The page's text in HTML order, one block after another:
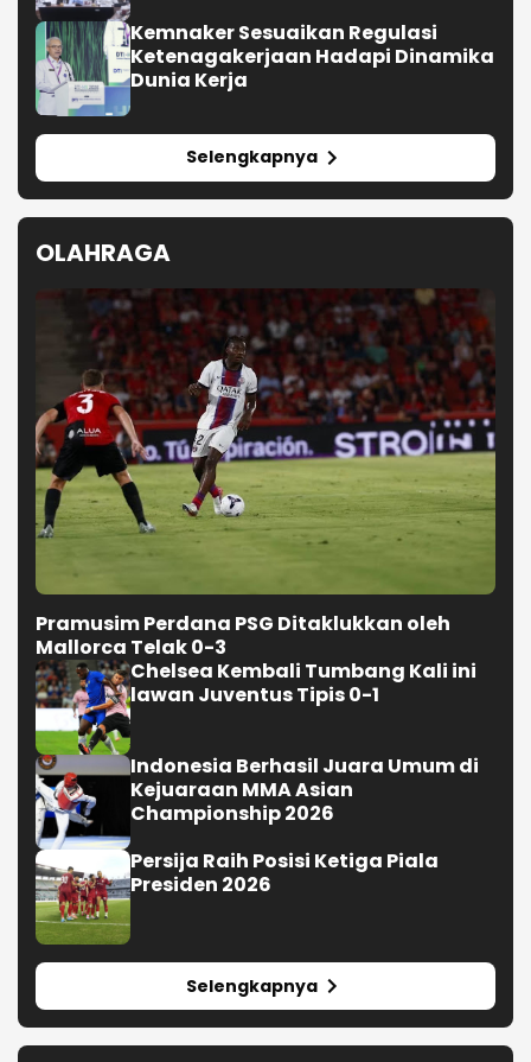
Siap Beroperasi
Kemnaker Sesuaikan Regulasi
Ketenagakerjaan Hadapi Dinamika
Dunia Kerja
Selengkapnya
OLAHRAGA
Pramusim Perdana PSG Ditaklukkan oleh
Mallorca Telak 0-3
Chelsea Kembali Tumbang Kali ini
lawan Juventus Tipis 0-1
Indonesia Berhasil Juara Umum di
Kejuaraan MMA Asian
Championship 2026
Persija Raih Posisi Ketiga Piala
Presiden 2026
Selengkapnya